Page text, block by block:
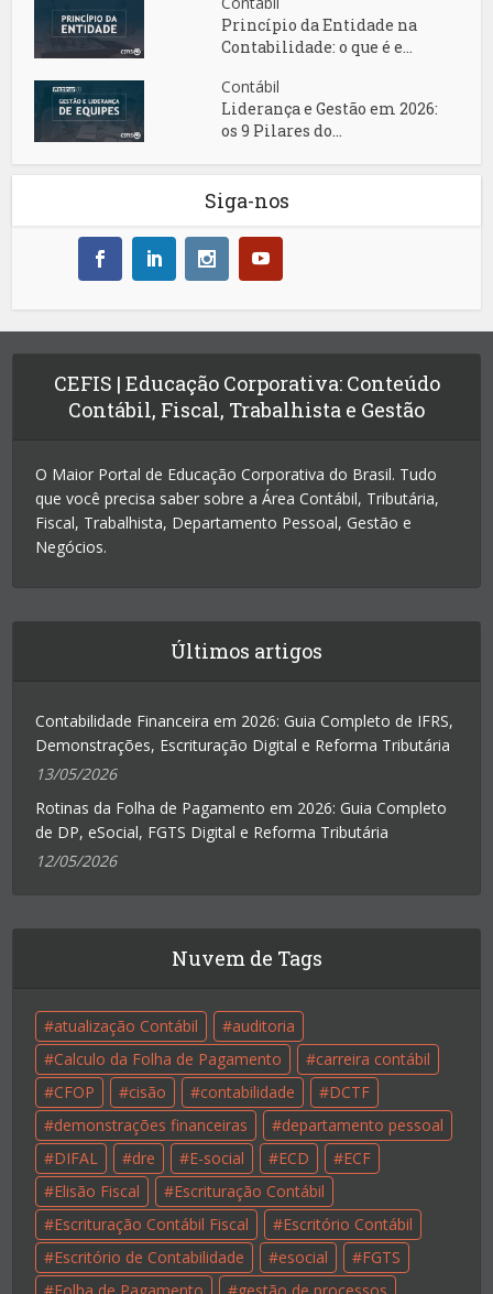
Princípio da Entidade na
Contabilidade: o que é e...
Contábil
Liderança e Gestão em 2026:
os 9 Pilares do...
Siga-nos
CEFIS | Educação Corporativa: Conteúdo
Contábil, Fiscal, Trabalhista e Gestão
O Maior Portal de Educação Corporativa do Brasil. Tudo
que você precisa saber sobre a Área Contábil, Tributária,
Fiscal, Trabalhista, Departamento Pessoal, Gestão e
Negócios.
Últimos artigos
Contabilidade Financeira em 2026: Guia Completo de IFRS,
Demonstrações, Escrituração Digital e Reforma Tributária
13/05/2026
Rotinas da Folha de Pagamento em 2026: Guia Completo
de DP, eSocial, FGTS Digital e Reforma Tributária
12/05/2026
Nuvem de Tags
atualização Contábil
auditoria
Calculo da Folha de Pagamento
carreira contábil
CFOP
cisão contabilidade
DCTF
demonstrações financeiras
departamento pessoal
DIFAL
dre E-social ECD
ECF
Elisão Fiscal
Escrituração Contábil
Escrituração Contábil Fiscal
Escritório Contábil
Escritório de Contabilidade
esocial
FGTS